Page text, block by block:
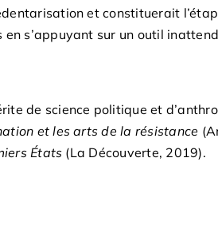
et constituerait
s’appuyant sur un outil
de science politique et
et les arts de la résistance
États (La Découverte, 2019).